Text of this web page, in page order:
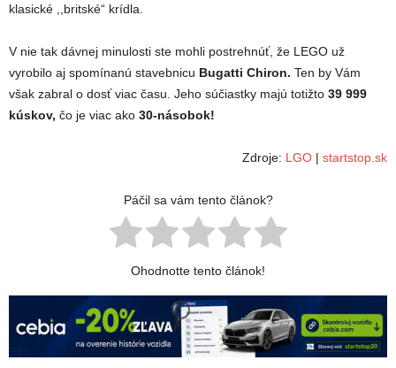
klasické ,,britské“ krídla.
V nie tak dávnej minulosti ste mohli postrehnúť, že LEGO už
vyrobilo aj spomínanú stavebnicu Bugatti Chiron. Ten by Vám
však zabral o dosť viac času. Jeho súčiastky majú totižto 39 999
kúskov, čo je viac ako 30-násobok!
Zdroje: LGO | startstop.sk
Páčil sa vám tento článok?
Ohodnotte tento článok!